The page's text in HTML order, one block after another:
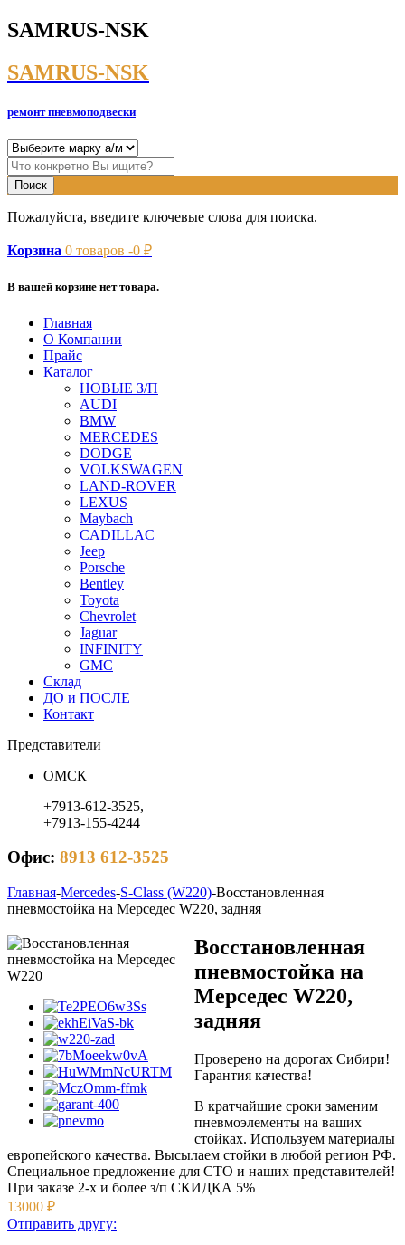
SAMRUS-NSK
SAMRUS-NSK
ремонт пневмоподвески
Пожалуйста, введите ключевые слова для поиска.
Корзина 0 товаров -0 ₽
В вашей корзине нет товара.
Главная
О Компании
Прайс
Каталог
НОВЫЕ З/П
AUDI
BMW
MERCEDES
DODGE
VOLKSWAGEN
LAND-ROVER
LEXUS
Maybach
CADILLAC
Jeep
Porsche
Bentley
Toyota
Chevrolet
Jaguar
INFINITY
GMC
Склад
ДО и ПОСЛЕ
Контакт
Представители
ОМСК
+7913-612-3525,
+7913-155-4244
Офис: 8913 612-3525
Главная-Mercedes-S-Class (W220)-Восстановленная
пневмостойка на Мерседес W220, задняя
Восстановленная
пневмостойка на
Мерседес W220,
задняя
Проверено на дорогах Сибири!
Гарантия качества!
В кратчайшие сроки заменим
пневмоэлементы на ваших
стойках. Используем материалы
европейского качества. Высылаем стойки в любой регион РФ.
Специальное предложение для СТО и наших представителей!
При заказе 2-х и более з/п СКИДКА 5%
13000 ₽
Отправить другу: